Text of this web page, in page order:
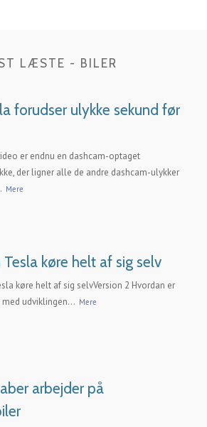
LÆSTE - BILER
forudser ulykke sekund før
er endnu en dashcam-optaget
der ligner alle de andre dashcam-ulykker
Mere
køre helt af sig selv
køre helt af sig selvVersion 2 Hvordan er
med udviklingen... Mere
arbejder på